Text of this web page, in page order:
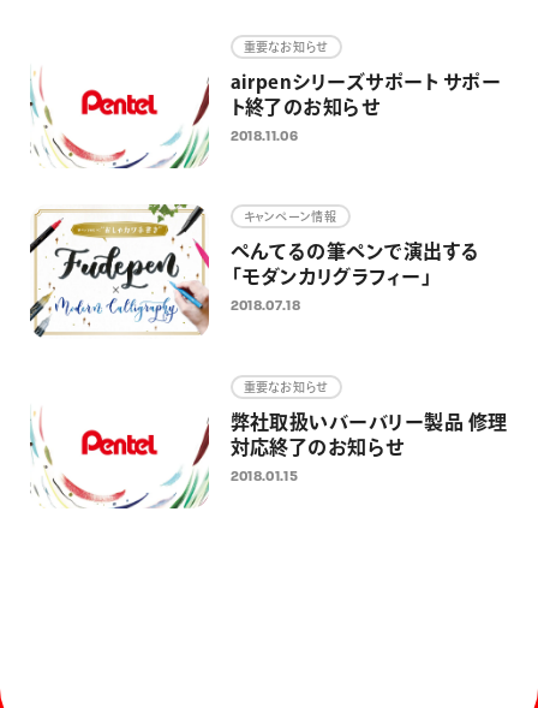
重要なお知らせ
airpenシリーズサポート サポー
ト終了のお知らせ
2018.11.06
キャンペーン情報
ぺんてるの筆ペンで演出する
「モダンカリグラフィー」
2018.07.18
重要なお知らせ
弊社取扱いバーバリー製品 修理
対応終了のお知らせ
2018.01.15